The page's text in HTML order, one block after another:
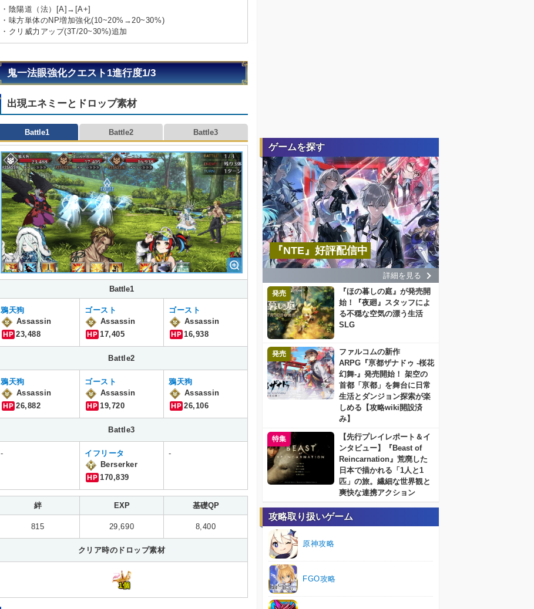
・陰陽道（法）[A]→[A+]
・味方単体のNP増加強化(10~20%→20~30%)
・クリ威力アップ(3T/20~30%)追加
鬼一法眼強化クエスト1進行度1/3
出現エネミーとドロップ素材
Battle1 Battle2 Battle3
Battle1
鴉天狗
Assassin
HP 23,488
ゴースト
Assassin
HP 17,405
ゴースト
Assassin
HP 16,938
Battle2
鴉天狗
Assassin
HP 26,882
ゴースト
Assassin
HP 19,720
鴉天狗
Assassin
HP 26,106
Battle3
-
イフリータ
Berserker
HP 170,839
-
絆 EXP 基礎QP
815 29,690 8,400
クリア時のドロップ素材
1個
ゲームを探す
『NTE』好評配信中
詳細を見る
発売
『ほの暮しの庭』が発売開
始！『夜廻』スタッフによ
る不穏な空気の漂う生活
SLG
発売
ファルコムの新作
ARPG『亰都ザナドゥ -桜花
幻舞-』発売開始！ 架空の
首都「亰都」を舞台に日常
生活とダンジョン探索が楽
しめる【攻略wiki開設済
み】
特集
【先行プレイレポート＆イ
ンタビュー】『Beast of
Reincarnation』荒廃した
日本で描かれる「1人と1
匹」の旅。繊細な世界観と
爽快な連携アクション
攻略取り扱いゲーム
原神攻略
FGO攻略